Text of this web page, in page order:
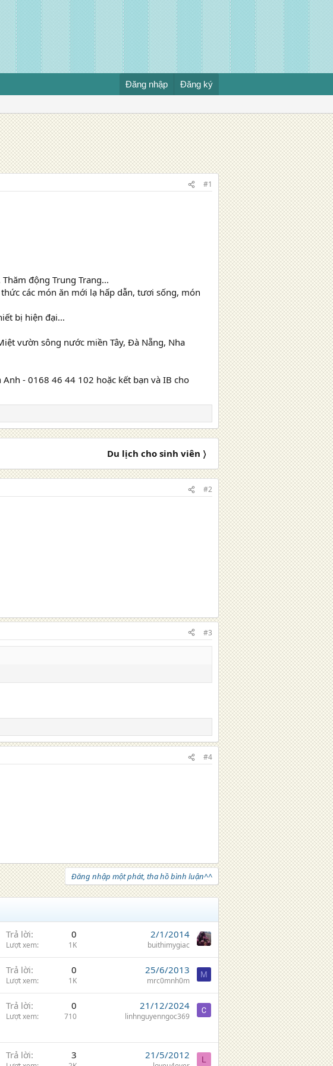
Đăng nhập Đăng ký
#1
động Trung Trang...
các món ăn mới lạ hấp dẫn, tươi sống, món
bị hiện đại...
vườn sông nước miền Tây, Đà Nẵng, Nha
- 0168 46 44 102 hoặc kết bạn và IB cho
Du lịch cho sinh viên 〉
#2
#3
#4
Đăng nhập một phát, tha hồ bình luận^^
Trả lời 0
Lượt xem 1K
2/1/2014
buithimygiac
Trả lời 0
Lượt xem 1K
25/6/2013
mrc0mnh0m
M
Trả lời 0
Lượt xem 710
21/12/2024
linhnguyenngoc369
Trả lời 3 21/5/2012 L